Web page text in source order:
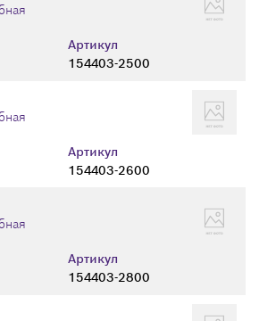
Артикул
154403-2500
Артикул
154403-2600
Артикул
154403-2800